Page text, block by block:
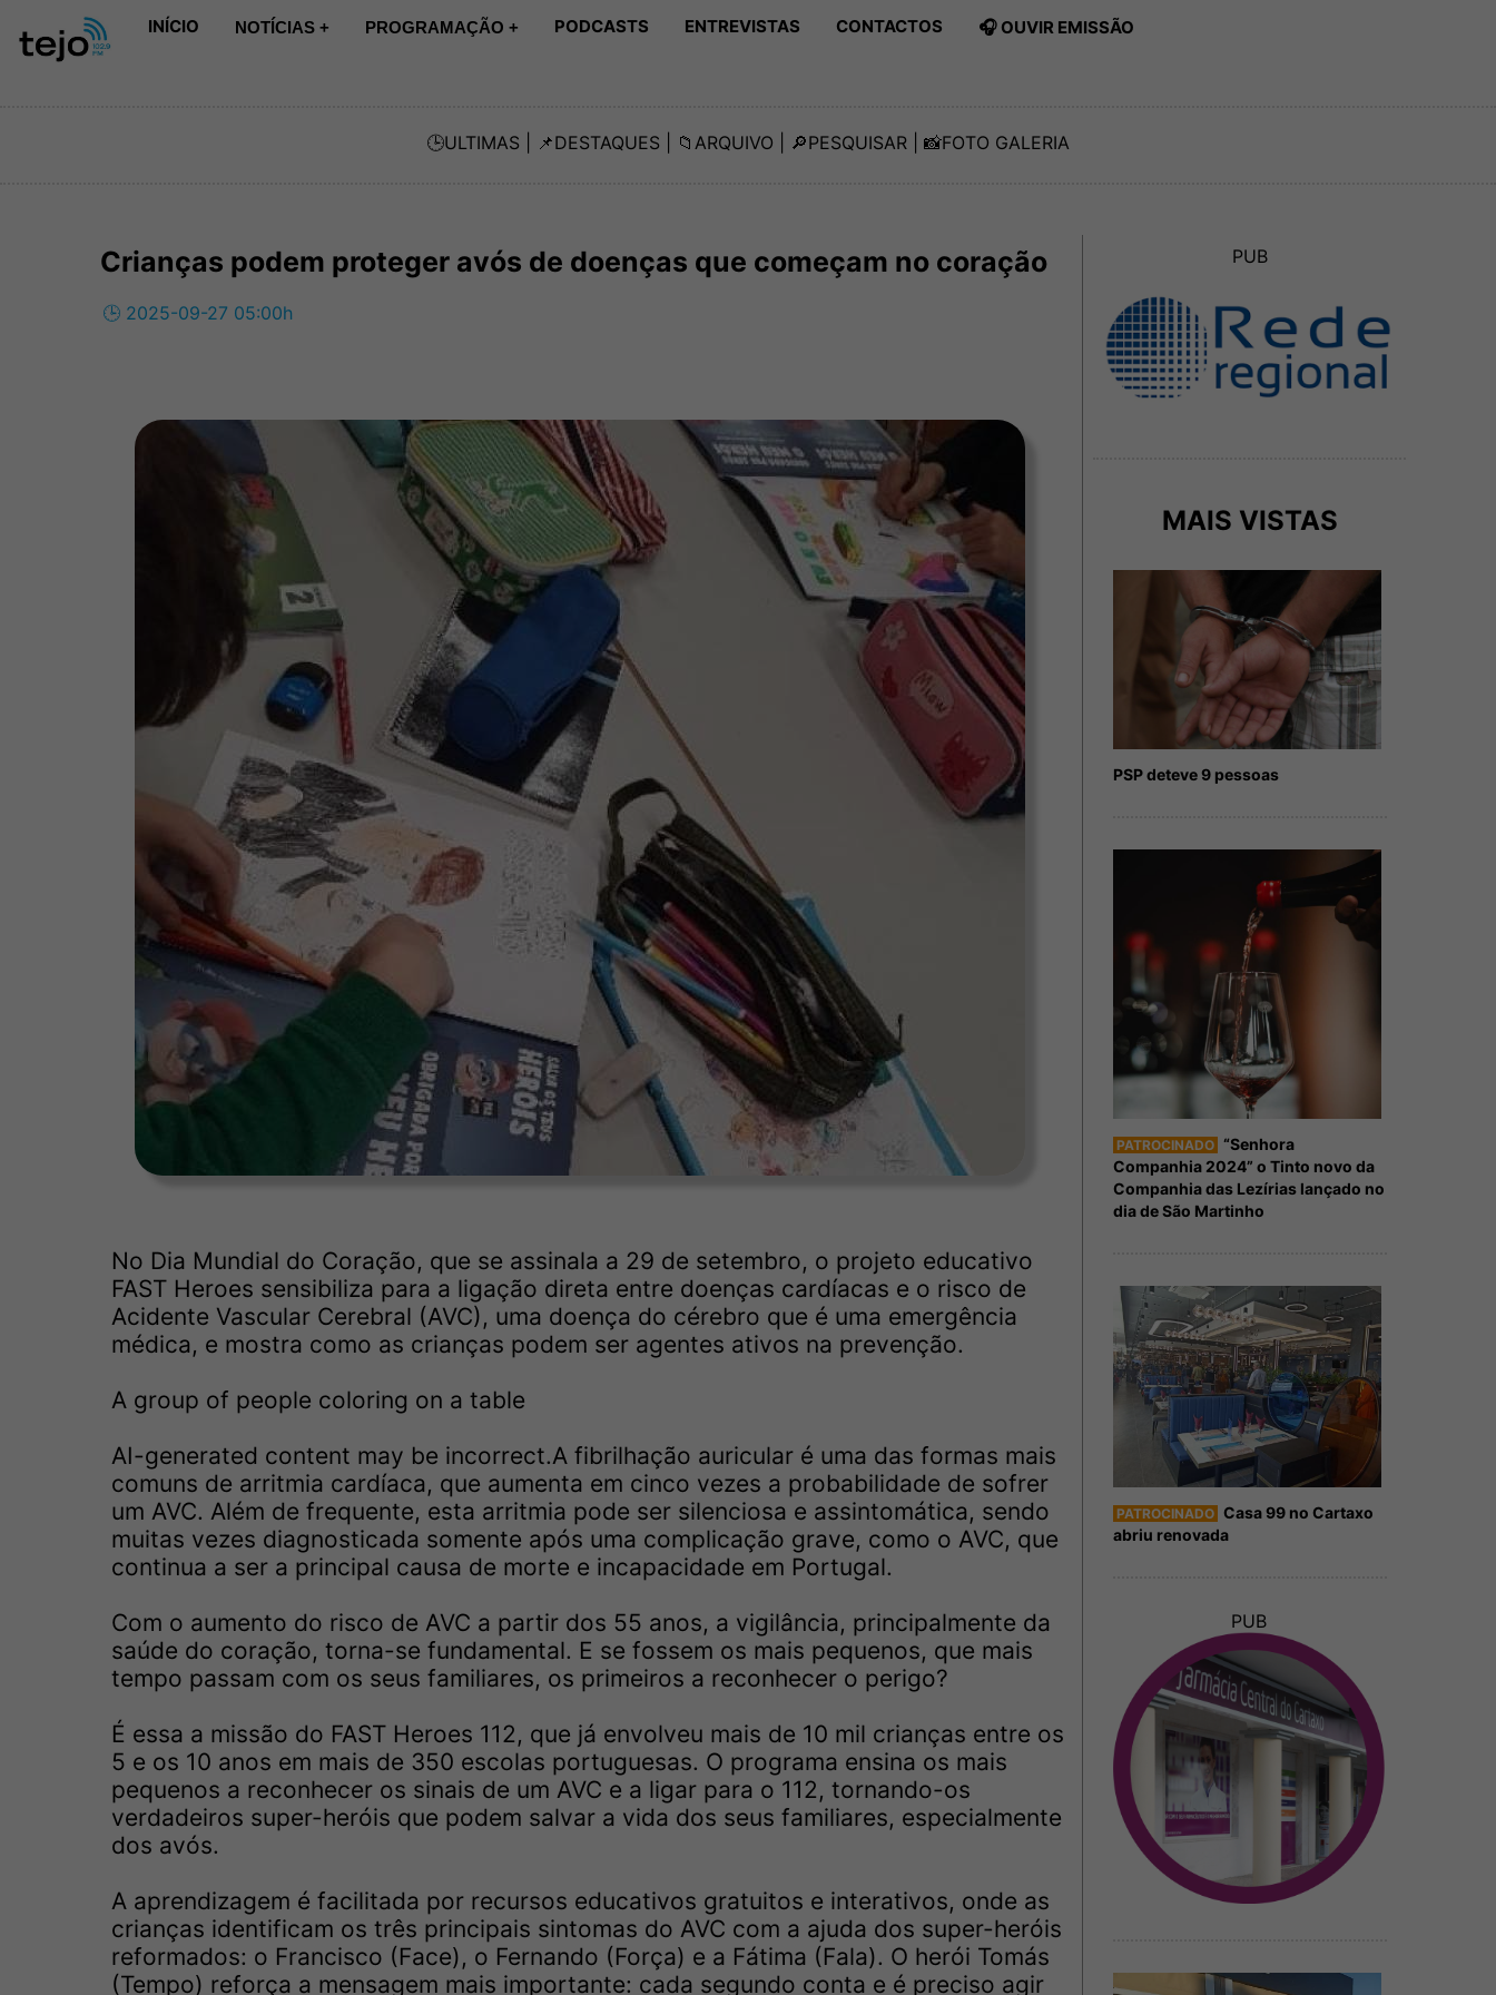
INÍCIO NOTÍCIAS + PROGRAMAÇÃO + PODCASTS ENTREVISTAS CONTACTOS 🎧 OUVIR EMISSÃO
🕒ULTIMAS | 📌DESTAQUES | 📁 ARQUIVO | 🔎PESQUISAR | 📸FOTO GALERIA
Crianças podem proteger avós de doenças que começam no coração
🕒 2025-09-27 05:00h
No Dia Mundial do Coração, que se assinala a 29 de setembro, o projeto educativo
FAST Heroes sensibiliza para a ligação direta entre doenças cardíacas e o risco de
Acidente Vascular Cerebral (AVC), uma doença do cérebro que é uma emergência
médica, e mostra como as crianças podem ser agentes ativos na prevenção.
A group of people coloring on a table
AI-generated content may be incorrect.A fibrilhação auricular é uma das formas mais
comuns de arritmia cardíaca, que aumenta em cinco vezes a probabilidade de sofrer
um AVC. Além de frequente, esta arritmia pode ser silenciosa e assintomática, sendo
muitas vezes diagnosticada somente após uma complicação grave, como o AVC, que
continua a ser a principal causa de morte e incapacidade em Portugal.
Com o aumento do risco de AVC a partir dos 55 anos, a vigilância, principalmente da
saúde do coração, torna-se fundamental. E se fossem os mais pequenos, que mais
tempo passam com os seus familiares, os primeiros a reconhecer o perigo?
É essa a missão do FAST Heroes 112, que já envolveu mais de 10 mil crianças entre os
5 e os 10 anos em mais de 350 escolas portuguesas. O programa ensina os mais
pequenos a reconhecer os sinais de um AVC e a ligar para o 112, tornando-os
verdadeiros super-heróis que podem salvar a vida dos seus familiares, especialmente
dos avós.
A aprendizagem é facilitada por recursos educativos gratuitos e interativos, onde as
crianças identificam os três principais sintomas do AVC com a ajuda dos super-heróis
reformados: o Francisco (Face), o Fernando (Força) e a Fátima (Fala). O herói Tomás
(Tempo) reforça a mensagem mais importante: cada segundo conta e é preciso agir
PUB
MAIS VISTAS
PSP deteve 9 pessoas
PATROCINADO “Senhora
Companhia 2024” o Tinto novo da
Companhia das Lezírias lançado no
dia de São Martinho
PATROCINADO Casa 99 no Cartaxo
abriu renovada
PUB